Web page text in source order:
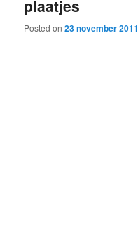
plaatjes
Posted on23 november 2011